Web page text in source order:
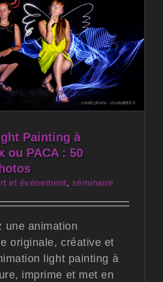
Painting à
ou PACA : 50
et événement, séminaire
une animation
originale, créative et
light painting à
imprime et met en